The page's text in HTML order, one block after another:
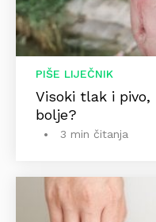
PIŠE LIJEČNIK
Visoki tlak i pivo,
bolje?
3 min čitanja